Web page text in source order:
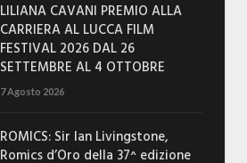
LILIANA CAVANI PREMIO ALLA
CARRIERA AL LUCCA FILM
FESTIVAL 2026 DAL 26
SETTEMBRE AL 4 OTTOBRE
7 Agosto 2026
ROMICS: Sir Ian Livingstone,
Romics d’Oro della 37^ edizione